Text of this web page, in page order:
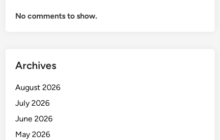
No comments to show.
Archives
August 2026
July 2026
June 2026
May 2026